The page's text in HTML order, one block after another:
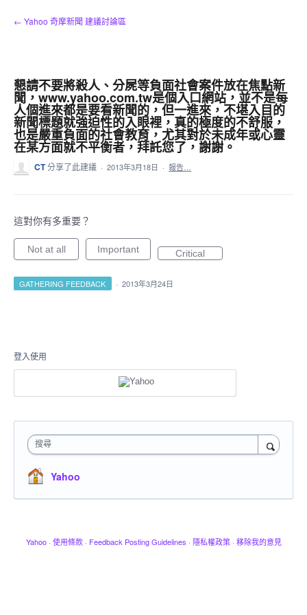
到
← Yahoo 奇摩新聞 建議討論區
懇請不要將殺人、分屍等負面社會案件放在焦點新
聞，www.yahoo.com.tw是個入口網站，並不是每
人個進來都是要看新聞的，但一進來，不堪入目的
新聞標題就強迫性的入眼裡，真的極度的不舒服，
也是嚴重負面的社會教育，尤其對於未成年或心靈
在某方面就不平衡者，拜託您了，謝謝。
CT分享了此建議 · 2013年3月18日 · 報告…
這對你有多重要？
Not at all Important Critical
GATHERING FEEDBACK · 2013年3月24日
登入使用
搜尋
Yahoo
Yahoo · 使用條款 · Feedback Posting Guidelines · 隱私權政策 · 移除我的意見